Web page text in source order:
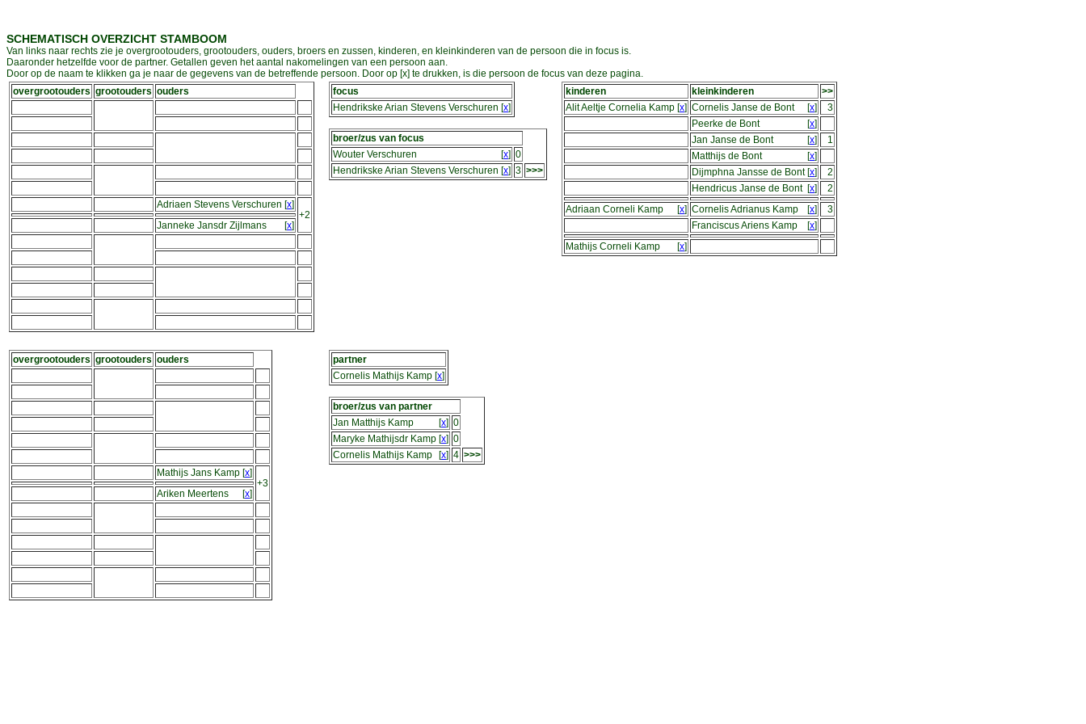
SCHEMATISCH OVERZICHT STAMBOOM
Van links naar rechts zie je overgrootouders, grootouders, ouders, broers en zussen, kinderen, en kleinkinderen van de persoon die in focus is.
Daaronder hetzelfde voor de partner. Getallen geven het aantal nakomelingen van een persoon aan.
Door op de naam te klikken ga je naar de gegevens van de betreffende persoon. Door op [x] te drukken, is die persoon de focus van deze pagina.
overgrootouders grootouders ouders
Adriaen Stevens Verschuren [x]
+2
Janneke Jansdr Zijlmans
[x]
focus
Hendrikske Arian Stevens Verschuren [x]
broer/zus van focus
Wouter Verschuren
[x] 0
Hendrikske Arian Stevens Verschuren [x] 3 >>>
kinderen kleinkinderen
>>
Alit Aeltje Cornelia Kamp [x] Cornelis Janse de Bont [x]
3
Peerke de Bont
[x]
Jan Janse de Bont
[x]
1
Matthijs de Bont
[x]
Dijmphna Jansse de Bont[x]
2
Hendricus Janse de Bont [x]
2
Adriaan Corneli Kamp
[x] Cornelis Adrianus Kamp [x]
3
Franciscus Ariens Kamp
[x]
Mathijs Corneli Kamp
[x]
overgrootouders grootouders ouders
Mathijs Jans Kamp [x]
+3
Ariken Meertens
[x]
partner
Cornelis Mathijs Kamp [x]
broer/zus van partner
Jan Matthijs Kamp
[x] 0
Maryke Mathijsdr Kamp [x] 0
Cornelis Mathijs Kamp
[x] 4 >>>